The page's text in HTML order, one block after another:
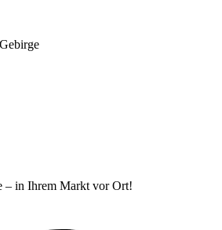
– in Ihrem Markt vor Ort!